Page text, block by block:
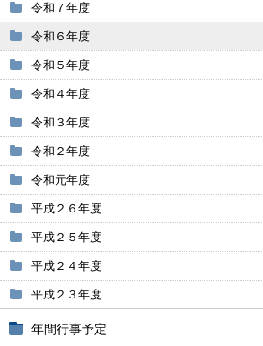
令和７年度
令和６年度
令和５年度
令和４年度
令和３年度
令和２年度
令和元年度
平成２６年度
平成２５年度
平成２４年度
平成２３年度
年間行事予定